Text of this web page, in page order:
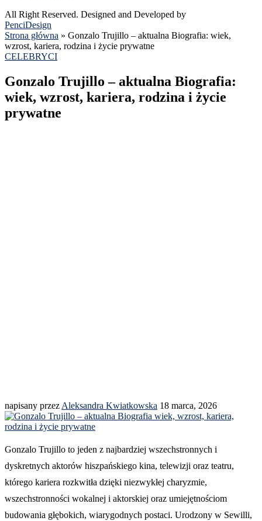
All Right Reserved. Designed and Developed by
PenciDesign
Strona główna » Gonzalo Trujillo – aktualna Biografia: wiek,
wzrost, kariera, rodzina i życie prywatne
CELEBRYCI
Gonzalo Trujillo – aktualna Biografia:
wiek, wzrost, kariera, rodzina i życie
prywatne
napisany przez Aleksandra Kwiatkowska 18 marca, 2026
Gonzalo Trujillo to jeden z najbardziej wszechstronnych i
dyskretnych aktorów hiszpańskiego kina, telewizji oraz teatru,
którego kariera rozkwitła dzięki niezwykłej charyzmie,
wszechstronności wokalnej i aktorskiej oraz umiejętnościom
budowania głębokich, wiarygodnych postaci. Urodzony w Sewilli,